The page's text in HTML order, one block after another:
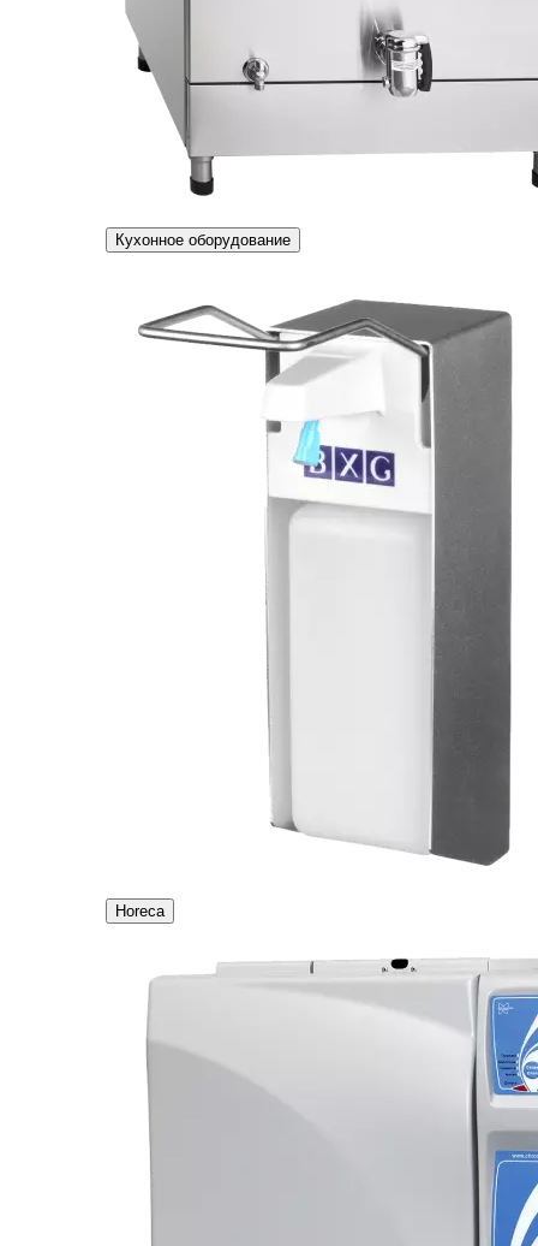
Кухонное оборудование
Horeca